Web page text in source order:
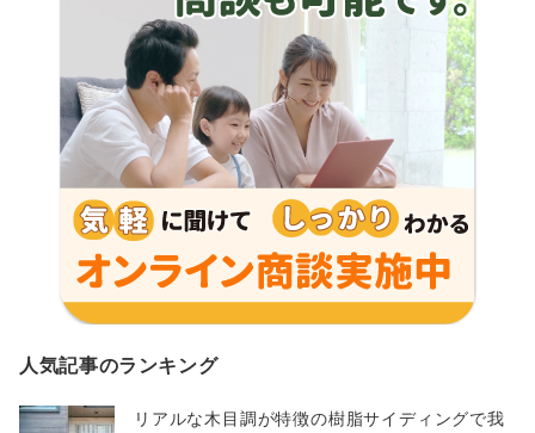
人気記事のランキング
リアルな木目調が特徴の樹脂サイディングで我